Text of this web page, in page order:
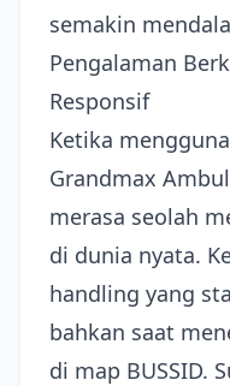
semakin
Pengalaman
Responsif
Ketika
Grandmax
merasa seolah
di dunia nyata.
handling yang
bahkan saat
di map BUSSID.